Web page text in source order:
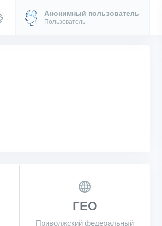
Анонимный пользователь
Пользователь
ГЕО
Приволжский федеральный